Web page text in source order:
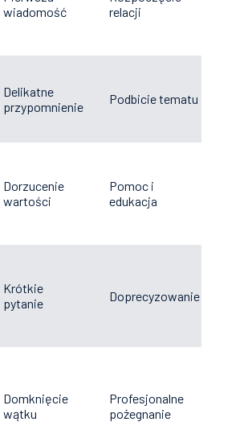
wiadomość
relacji
Delikatne
przypomnienie
Podbicie tematu
Dorzucenie
wartości
Pomoc i
edukacja
Krótkie
pytanie
Doprecyzowanie
Domknięcie
wątku
Profesjonalne
pożegnanie